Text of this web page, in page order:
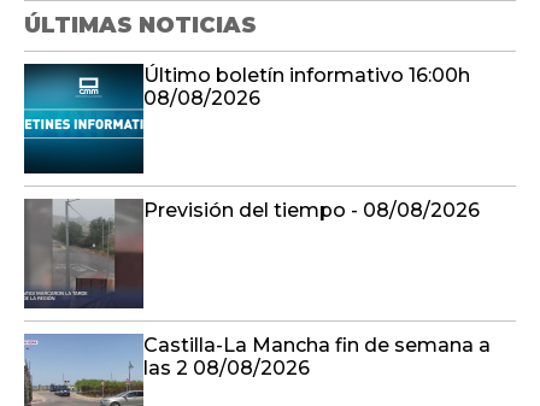
ÚLTIMAS NOTICIAS
Último boletín informativo 16:00h
08/08/2026
Previsión del tiempo - 08/08/2026
Castilla-La Mancha fin de semana a
las 2 08/08/2026